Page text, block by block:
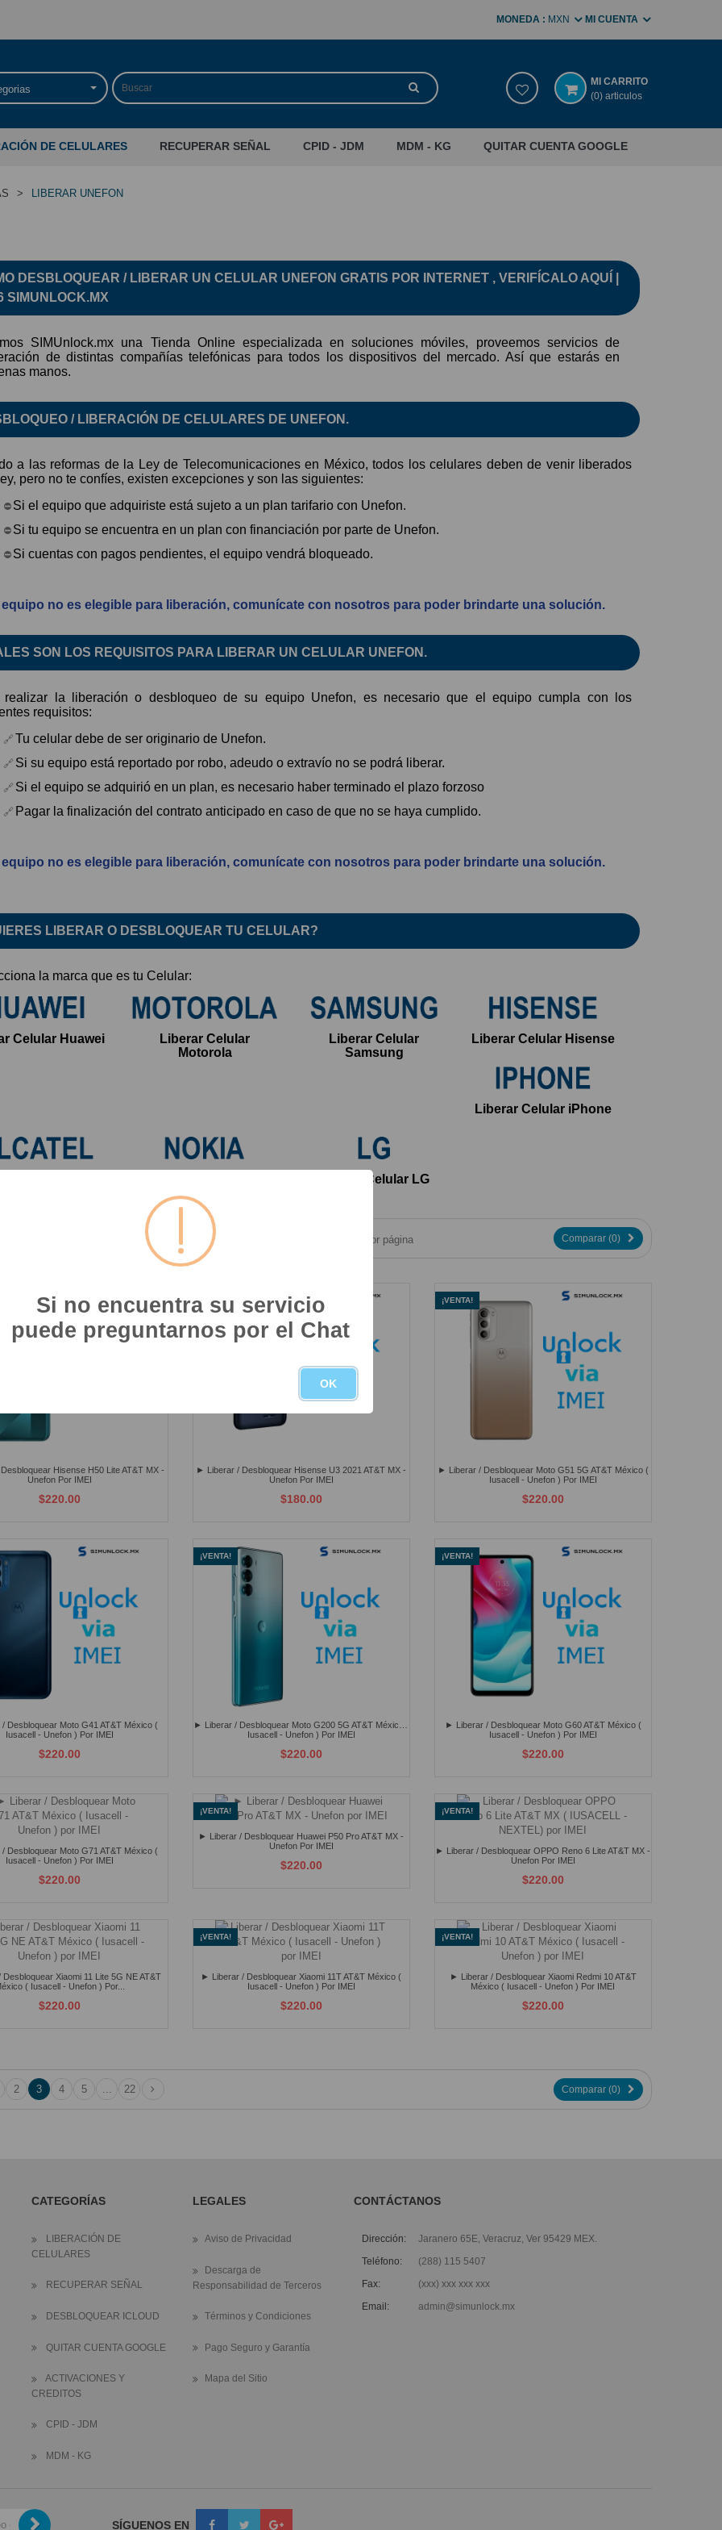
MI CUENTA
MONEDA : MXN
MI CARRITO
(0) articulos
DE CELULARES RECUPERAR SEÑAL CPID - JDM MDM - KG QUITAR CUENTA GOOGLE
> LIBERAR UNEFON
DESBLOQUEAR / LIBERAR UN CELULAR UNEFON GRATIS POR INTERNET , VERIFÍCALO AQUÍ
SIMUNLOCK.MX
SIMUnlock.mx una Tienda Online especializada en soluciones móviles, proveemos servicios de
de distintas compañías telefónicas para todos los dispositivos del mercado. Así que estarás en
manos.
/ LIBERACIÓN DE CELULARES DE UNEFON.
a las reformas de la Ley de Telecomunicaciones en México, todos los celulares deben de venir liberados
pero no te confíes, existen excepciones y son las siguientes:
Si el equipo que adquiriste está sujeto a un plan tarifario con Unefon.
Si tu equipo se encuentra en un plan con financiación por parte de Unefon.
Si cuentas con pagos pendientes, el equipo vendrá bloqueado.
no es elegible para liberación, comunícate con nosotros para poder brindarte una solución.
SON LOS REQUISITOS PARA LIBERAR UN CELULAR UNEFON.
realizar la liberación o desbloqueo de su equipo Unefon, es necesario que el equipo cumpla con los
requisitos:
Tu celular debe de ser originario de Unefon.
Si su equipo está reportado por robo, adeudo o extravío no se podrá liberar.
Si el equipo se adquirió en un plan, es necesario haber terminado el plazo forzoso
Pagar la finalización del contrato anticipado en caso de que no se haya cumplido.
no es elegible para liberación, comunícate con nosotros para poder brindarte una solución.
LIBERAR O DESBLOQUEAR TU CELULAR?
la marca que es tu Celular:
Celular Huawei
Liberar Celular
Motorola
Liberar Celular
Samsung
Liberar Celular Hisense
Liberar Celular iPhone
Celular Alcatel Liberar Celular LG
Comparar (0)
por página
Hisense H50 Lite AT&T MX -
Unefon Por IMEI
$220.00
¡VENTA!
► Liberar / Desbloquear Hisense U3 2021 AT&T MX -
Unefon Por IMEI
$180.00
¡VENTA!
► Liberar / Desbloquear Moto G51 5G AT&T México (
Iusacell - Unefon ) Por IMEI
$220.00
Desbloquear Moto G41 AT&T México (
Iusacell - Unefon ) Por IMEI
$220.00
¡VENTA!
► Liberar / Desbloquear Moto G200 5G AT&T México (
Iusacell - Unefon ) Por IMEI
$220.00
¡VENTA!
► Liberar / Desbloquear Moto G60 AT&T México (
Iusacell - Unefon ) Por IMEI
$220.00
Desbloquear Moto G71 AT&T México (
Iusacell - Unefon ) Por IMEI
$220.00
¡VENTA!
► Liberar / Desbloquear Huawei P50 Pro AT&T MX -
Unefon Por IMEI
$220.00
¡VENTA!
► Liberar / Desbloquear OPPO Reno 6 Lite AT&T MX -
Unefon Por IMEI
$220.00
Xiaomi 11 Lite 5G NE AT&T
( Iusacell - Unefon ) Por...
$220.00
¡VENTA!
► Liberar / Desbloquear Xiaomi 11T AT&T México (
Iusacell - Unefon ) Por IMEI
$220.00
¡VENTA!
► Liberar / Desbloquear Xiaomi Redmi 10 AT&T
México ( Iusacell - Unefon ) Por IMEI
$220.00
Comparar (0)
2 3 4 5 ... 22
CATEGORÍAS
LIBERACIÓN DE
CELULARES
RECUPERAR SEÑAL
DESBLOQUEAR ICLOUD
QUITAR CUENTA GOOGLE
ACTIVACIONES Y
CREDITOS
CPID - JDM
MDM - KG
LEGALES
Aviso de Privacidad
Descarga de
Responsabilidad de Terceros
Términos y Condiciones
Pago Seguro y Garantía
Mapa del Sitio
CONTÁCTANOS
Dirección:
Jaranero 65E, Veracruz, Ver 95429 MEX.
Teléfono:
(288) 115 5407
Fax:
(xxx) xxx xxx xxx
Email:
admin@simunlock.mx
SÍGUENOS EN
Si no encuentra su servicio
puede preguntarnos por el Chat
OK